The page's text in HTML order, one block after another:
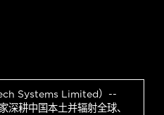
Systems Limited）--
深耕中国本土并辐射全球、